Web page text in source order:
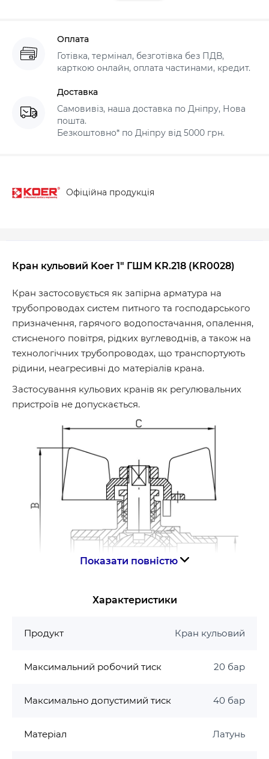
Оплата
Готівка, термінал, безготівка без ПДВ,
карткою онлайн, оплата частинами, кредит.
Доставка
Самовивіз, наша доставка по Дніпру, Нова
пошта.
Безкоштовно* по Дніпру від 5000 грн.
Офіційна продукція
Кран кульовий Koer 1" ГШМ KR.218 (KR0028)
Кран застосовується як запірна арматура на
трубопроводах систем питного та господарського
призначення, гарячого водопостачання, опалення,
стисненого повітря, рідких вуглеводнів, а також на
технологічних трубопроводах, що транспортують
рідини, неагресивні до матеріалів крана.
Застосування кульових кранів як регулювальних
пристроїв не допускається.
53,5
C, мм 73
Показати повністю
Характеристики
Продукт Кран кульовий
Максимальний робочий тиск 20 бар
Максимально допустимий тиск 40 бар
Матеріал Латунь